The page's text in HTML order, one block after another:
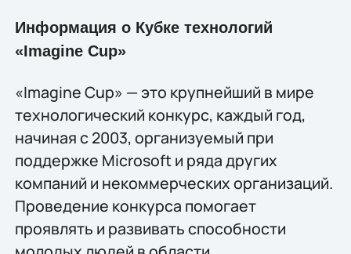
Информация о Кубке технологий
«Imagine Cup»
«Imagine Cup» — это крупнейший в мире
технологический конкурс, каждый год,
начиная c 2003, организуемый при
поддержке Microsoft и ряда других
компаний и некоммерческих организаций.
Проведение конкурса помогает
проявлять и развивать способности